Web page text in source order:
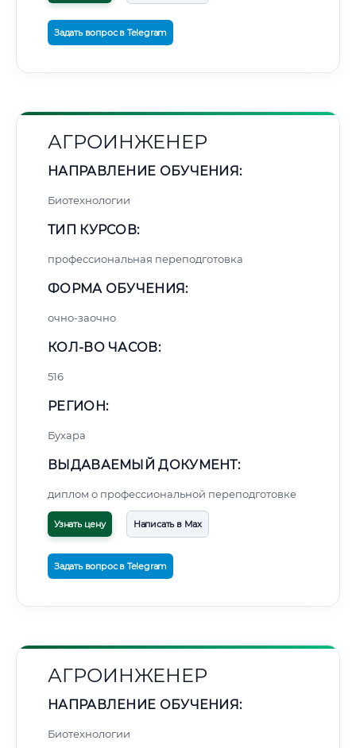
Задать вопрос в Telegram
АГРОИНЖЕНЕР
НАПРАВЛЕНИЕ ОБУЧЕНИЯ:
Биотехнологии
ТИП КУРСОВ:
профессиональная переподготовка
ФОРМА ОБУЧЕНИЯ:
очно-заочно
КОЛ-ВО ЧАСОВ:
516
РЕГИОН:
Бухара
ВЫДАВАЕМЫЙ ДОКУМЕНТ:
диплом о профессиональной переподготовке
Узнать цену Написать в Max
Задать вопрос в Telegram
АГРОИНЖЕНЕР
НАПРАВЛЕНИЕ ОБУЧЕНИЯ:
Биотехнологии